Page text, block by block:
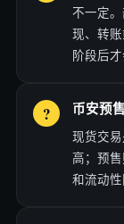
不一定
现、转
阶段后才
币安预
现货交
高；预
和流动性